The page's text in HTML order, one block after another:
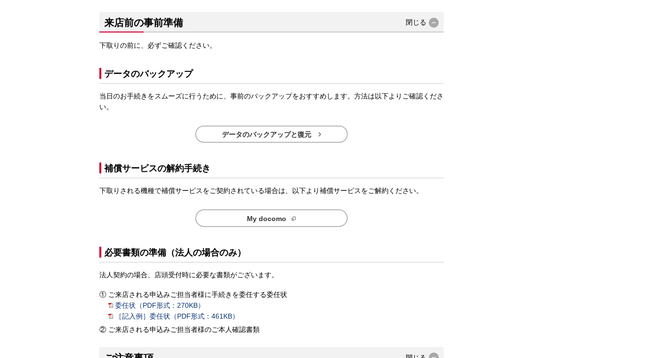
来店前の事前準備 閉じる
下取りの前に、必ずご確認ください。
データのバックアップ
当日のお手続きをスムーズに行うために、事前のバックアップをおすすめします。方法は以下よりご確認くださ
い。
データのバックアップと復元 
補償サービスの解約手続き
下取りされる機種で補償サービスをご契約されている場合は、以下より補償サービスをご解約ください。
My docomo
必要書類の準備（法人の場合のみ）
法人契約の場合、店頭受付時に必要な書類がございます。
ご来店される申込みご担当者様に手続きを委任する委任状
委任状（PDF形式：270KB）
［記入例］委任状（PDF形式：461KB）
ご来店される申込みご担当者様のご本人確認書類